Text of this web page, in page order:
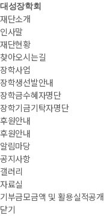
대성장학회
재단소개
인사말
재단현황
찾아오시는길
장학사업
장학생선발안내
장학금수혜자명단
장학기금기탁자명단
후원안내
후원안내
알림마당
공지사항
갤러리
자료실
기부금모금액 및 활용실적공개
닫기